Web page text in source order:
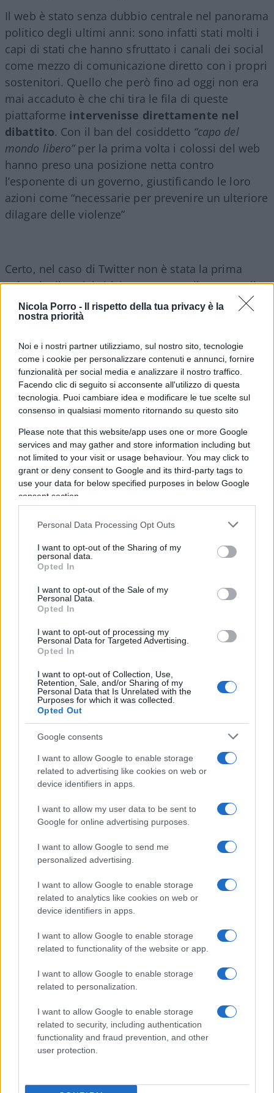
Nicola Porro -
Il rispetto della tua privacy è la
nostra priorità
Noi e i nostri partner utilizziamo, sul nostro sito, tecnologie
come i cookie per personalizzare contenuti e annunci, fornire
funzionalità per social media e analizzare il nostro traffico.
Facendo clic di seguito si acconsente all'utilizzo di questa
tecnologia. Puoi cambiare idea e modificare le tue scelte sul
consenso in qualsiasi momento ritornando su questo sito
Please note that this website/app uses one or more Google
services and may gather and store information including but
not limited to your visit or usage behaviour. You may click to
grant or deny consent to Google and its third-party tags to
use your data for below specified purposes in below Google
consent section.
Personal Data Processing Opt Outs
I want to opt-out of the Sharing of my
personal data.
Opted In
I want to opt-out of the Sale of my
Personal Data.
Opted In
I want to opt-out of processing my
Personal Data for Targeted Advertising.
Opted In
I want to opt-out of Collection, Use,
Retention, Sale, and/or Sharing of my
Personal Data that Is Unrelated with the
Purposes for which it was collected.
Opted Out
Google consents
I want to allow Google to enable storage
related to advertising like cookies on web or
device identifiers in apps.
I want to allow my user data to be sent to
Google for online advertising purposes.
I want to allow Google to send me
personalized advertising.
I want to allow Google to enable storage
related to analytics like cookies on web or
device identifiers in apps.
I want to allow Google to enable storage
related to functionality of the website or app.
I want to allow Google to enable storage
related to personalization.
I want to allow Google to enable storage
related to security, including authentication
functionality and fraud prevention, and other
user protection.
Il web è stato senza dubbio centrale nel panorama
politico degli ultimi anni: sono infatti stati molti i
capi di stati che hanno sfruttato i canali dei social
come mezzo di comunicazione diretto con i propri
sostenitori. Quello che però fino ad oggi non era
mai accaduto è che chi tira le fila di queste
piattaforme intervenisse direttamente nel
dibattito. Con il ban del cosiddetto “capo del
mondo libero”per la prima volta i colossi del web
hanno preso una posizione netta contro
l’esponente di un governo, giustificando le loro
azioni come “necessarie per prevenire un ulteriore
dilagare delle violenze”
Certo, nel caso di Twitter non è stata la prima
volta che il social si è interposto tra il tycoon e il
suo elettorato: ricorderete tutti, penso, i messaggi
“etichettati” di alcuni mesi fa riguardanti la salute
stati “semplicemente” segnalati come non
riportanti notizie ma opinioni, senza alcuna
alterazione o censura del contenuto. Un approccio
ben diverso dal ban dei giorni scorsi. Ovviamente
un simile fatto non poteva lasciare impassibili gli
altri e le loro reazioni non si sono fatte attendere.
La cancelliera tedescaAngela Merkelritiene
problematico che sia stato bloccato in modo
completo l’account Twitter di Donald Trump“. Il
ministro francese dell’Economia,
Bruno Le Maire
non può avvenire attraverso la stessa oligarchia
digitale”. L’unione Europea al completo quindi
sembra intenzionata a “conciliare il rispetto dei
diritti fondamentali con una maggiore responsabilità
giorni scorsi un portavoce della Commissione UE
e come dimostrato dal
presentato lo scorso 15 Dicembre.
Un terremoto per la borsa
Tralasciando per un attimo la questione politica e
legale della faccenda è sul fronte economico che
queste società hanno pagato più caro il loro modo
di agire. Dopo il ban di Donald Trump sia Twitter
che Facebook hanno registrato un crollo in borsa.
3,30%, sono lo specchio dei timori degli
investitori: la paura diffusa è che i vari governi
possano promulgare delle nuove normative per
intervenire su quelle che sono le responsabilità
legali dei social, rendendoli contemporaneamente
più limitati nelle azioni e più esposti a rischi.
Questo, oltre alla cattiva pubblicità data
dall’esclusione del presidente U.S.A., si prospetta
come un grosso ostacolo ai potenziali profitti di
queste aziende e il mercato ha reagito di
conseguenza. C’è la concreta eventualità che una
grossa fetta dell’utenza, americana e non,
considerando che stiamo parlando di oltre 200